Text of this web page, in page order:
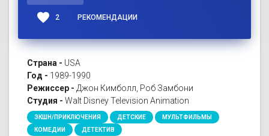
favorite 2 РЕКОМЕНДАЦИИ
Страна - USA
Год - 1989-1990
Режиссер - Джон Кимболл, Роб Замбони
Студия - Walt Disney Television Animation
ЭКШН/ПРИКЛЮЧЕНИЯ ДЕТСКИЕ
МУЛЬТФИЛЬМЫ
КОМЕДИИ
ДЕТЕКТИВ